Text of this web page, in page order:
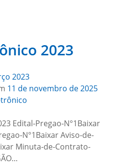
2023
2023
11 de novembro de 2025
Edital-Pregao-N°1Baixar
N°1Baixar Aviso-de-
Minuta-de-Contrato-